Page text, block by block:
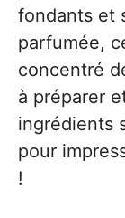
fondants et
parfumée,
concentré
à préparer
ingrédients
pour
!